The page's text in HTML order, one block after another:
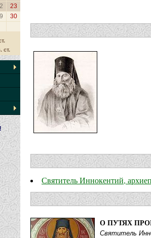
23
30
ст.
Святитель Иннокентий,
О ПУТЯХ
Святитель